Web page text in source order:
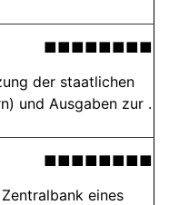
■■■■■■■■
der staatlichen
und Ausgaben zur .
■■■■■■■■
eines